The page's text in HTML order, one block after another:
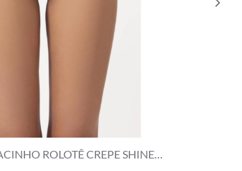
CREPE SHINE VERDE ESCURO